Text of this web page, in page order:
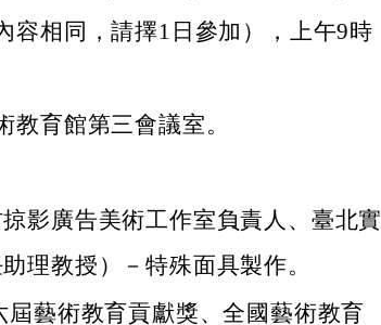
容相同，請擇1日參加），上午9時
教育館第三會議室。
影廣告美術工作室負責人、臺北實
理教授）－特殊面具製作。
屆藝術教育貢獻獎、全國藝術教育